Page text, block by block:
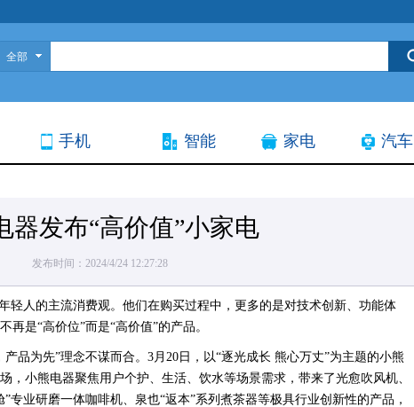
全部
手机 智能 家电 汽车
器发布“高价值”小家电
发布时间：2024/4/24 12:27:28
轻人的主流消费观。他们在购买过程中，更多的是对技术创新、功能体
是“高价位”而是“高价值”的产品。
品为先”理念不谋而合。3月20日，以“逐光成长 熊心万丈”为主题的小熊
，小熊电器聚焦用户个护、生活、饮水等场景需求，带来了光愈吹风机、
专业研磨一体咖啡机、泉也“返本”系列煮茶器等极具行业创新性的产品，